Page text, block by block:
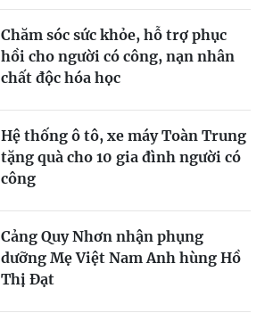
Chăm sóc sức khỏe, hỗ trợ phục
hồi cho người có công, nạn nhân
chất độc hóa học
Hệ thống ô tô, xe máy Toàn Trung
tặng quà cho 10 gia đình người có
công
Cảng Quy Nhơn nhận phụng
dưỡng Mẹ Việt Nam Anh hùng Hồ
Thị Đạt